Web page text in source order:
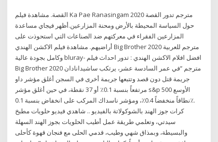
القصة. مشاهدة فيلم Ka Pae Ranasingam 2020 مترجم تدور القصة
حول السياسة المحيطة بالأرض ومحنة المزارعين.أظهر فيجاي مساعدة
المزارعين الفقراء في معركتهم ضد الصناعات التي استحوذت على
أراضيهم. مشاهدة فيلم الاكشن الهندي Big Brother 2020 مترجم للعربية
وكامل بجودة عالية bluray- افضل افلام الاكشن الهندي : تدور احداث فيلم
Big Brother 2020 مترجم “في عمر السادسة عشر، يرتكب ساشيدانادان
جريمة قتل دون قصد وتتبعها جريمة أخرى في السجن أغلق مؤشر داو
مرتفعاً بنسبة 0.1٪ أو 37 نقطة، في حين أغلق مؤشر s&p 500 الأوسع
نطاقاً منخفضاً 0.4٪، ومؤشر ناسداك المركب على انخفاض بنسبة 0.1٪.
كرات جوز الهند بالشوكولاتة بالفيديو .. شاهدي فيديو حلويات مطبخ
سيدتي، وتعلمي طريقة عمل أطيب الحلويات بجوز الهند السهلة
والبسيطة، وبمذاق شهي وطيب، قدمي الحلى مع فنجان قهوة كأحلى